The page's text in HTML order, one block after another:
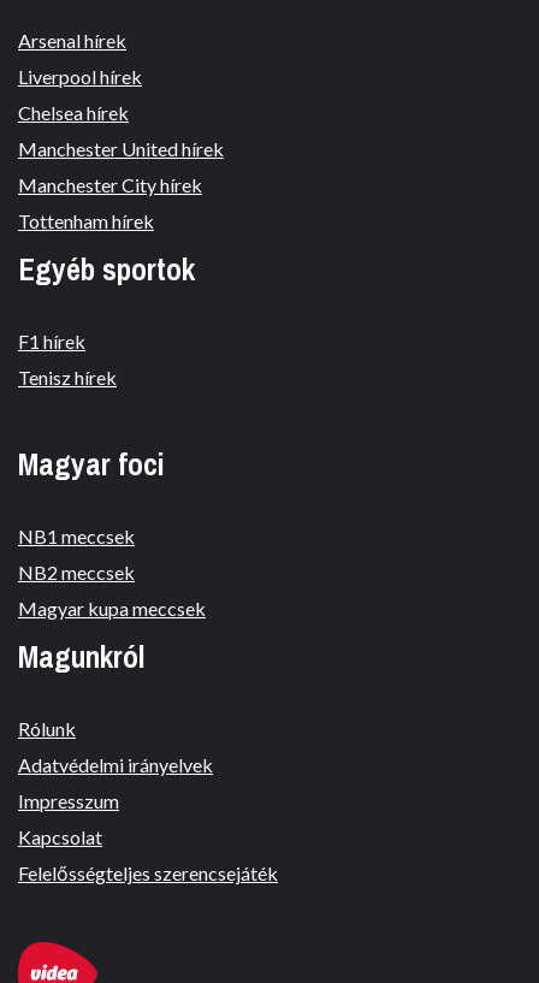
Arsenal hírek
Liverpool hírek
Chelsea hírek
Manchester United hírek
Manchester City hírek
Tottenham hírek
Egyéb sportok
F1 hírek
Tenisz hírek
Magyar foci
NB1 meccsek
NB2 meccsek
Magyar kupa meccsek
Magunkról
Rólunk
Adatvédelmi irányelvek
Impresszum
Kapcsolat
Felelősségteljes szerencsejáték